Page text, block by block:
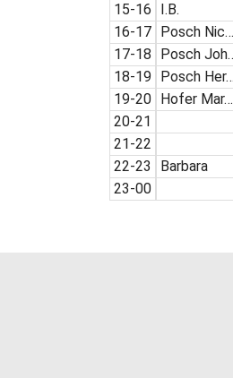
15-16
16-17
17-18
18-19
19-20
20-21
21-22
22-23
23-00
I.B.
Posch Nic…
Posch
Posch Her…
Hofer Mar…
Barbara